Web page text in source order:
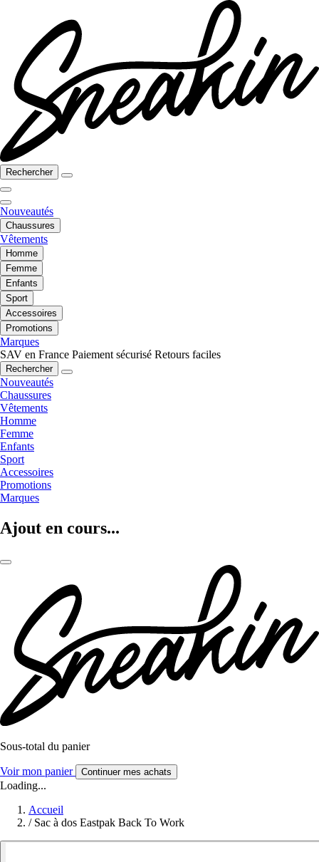
Rechercher
Nouveautés
Chaussures
Vêtements
Homme
Femme
Enfants
Sport
Accessoires
Promotions
Marques
SAV en France Paiement sécurisé Retours faciles
Rechercher
Nouveautés
Chaussures
Vêtements
Homme
Femme
Enfants
Sport
Accessoires
Promotions
Marques
Ajout en cours...
Sous-total du panier
Voir mon panier Continuer mes achats
Loading...
Accueil
/ Sac à dos Eastpak Back To Work